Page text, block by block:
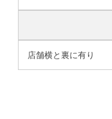
店舗横と裏に有り